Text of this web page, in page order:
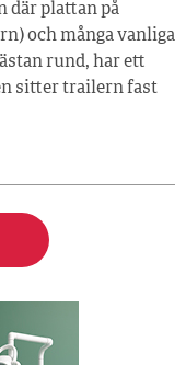
där plattan på
och många vanliga
rund, har ett
sitter trailern fast